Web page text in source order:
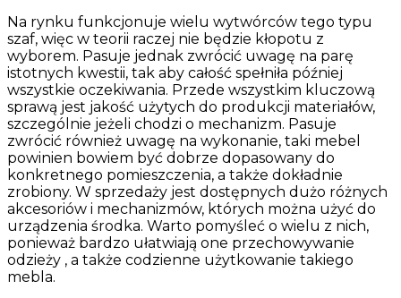
Na rynku funkcjonuje wielu wytwórców tego typu
szaf, więc w teorii raczej nie będzie kłopotu z
wyborem. Pasuje jednak zwrócić uwagę na parę
istotnych kwestii, tak aby całość spełniła później
wszystkie oczekiwania. Przede wszystkim kluczową
sprawą jest jakość użytych do produkcji materiałów,
szczególnie jeżeli chodzi o mechanizm. Pasuje
zwrócić również uwagę na wykonanie, taki mebel
powinien bowiem być dobrze dopasowany do
konkretnego pomieszczenia, a także dokładnie
zrobiony. W sprzedaży jest dostępnych dużo różnych
akcesoriów i mechanizmów, których można użyć do
urządzenia środka. Warto pomyśleć o wielu z nich,
ponieważ bardzo ułatwiają one przechowywanie
odzieży , a także codzienne użytkowanie takiego
mebla.